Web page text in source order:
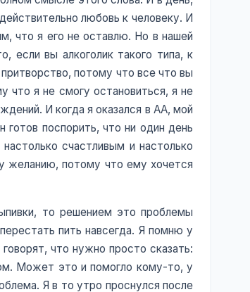
любовь к человеку. И
что я его не оставлю. Но в нашей
если вы алкоголик такого типа, к
потому что все что вы
что я не смогу остановиться, я не
И когда я оказался в АА, мой
поспорить, что ни один день
счастливым и настолько
желанию, потому что ему хочется
то решением это проблемы
пить навсегда. Я помню у
что нужно просто сказать:
Может это и помогло кому-то, у
Я в то утро проснулся после